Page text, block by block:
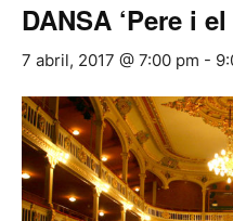
DANSA ‘Pere i
7 abril, 2017 @ 7:00 pm -